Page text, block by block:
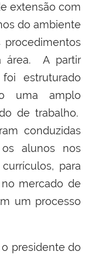
extensão com
do ambiente
procedimentos
área. A partir
estruturado
uma amplo
de trabalho.
conduzidas
alunos nos
para
mercado de
um processo
presidente do